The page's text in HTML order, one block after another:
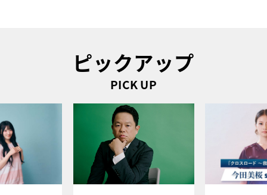
ピックアップ
PICK UP